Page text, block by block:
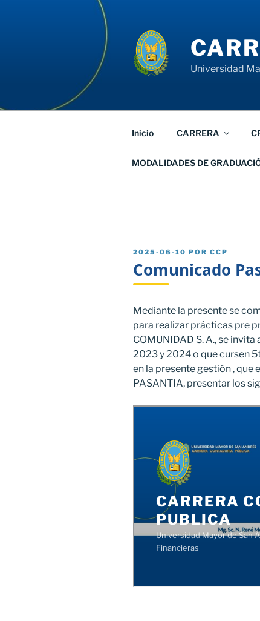
Universidad
Inicio CARRERA
MODALIDADES DE
PUBLICADO
2025-06-10 POR CCP
Comunicado
Mediante la presente se
para realizar prácticas pre
COMUNIDAD S. A., se
2023 y 2024 o que cursen
en la presente gestión , que
PASANTIA, presentar los